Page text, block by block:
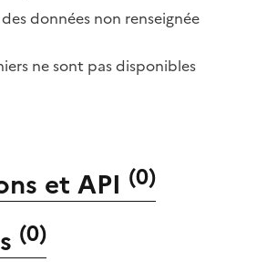
données non renseignée
ne sont pas disponibles
et API (0)
(0)